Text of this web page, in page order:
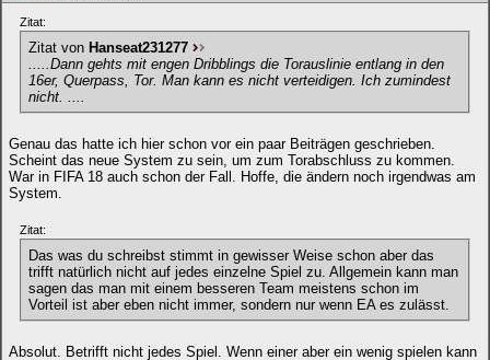
Zitat:
Zitat von Hanseat231277
.....Dann gehts mit engen Dribblings die Torauslinie entlang in den
16er, Querpass, Tor. Man kann es nicht verteidigen. Ich zumindest
nicht. ....
Genau das hatte ich hier schon vor ein paar Beiträgen geschrieben.
Scheint das neue System zu sein, um zum Torabschluss zu kommen.
War in FIFA 18 auch schon der Fall. Hoffe, die ändern noch irgendwas am
System.
Zitat:
Das was du schreibst stimmt in gewisser Weise schon aber das
trifft natürlich nicht auf jedes einzelne Spiel zu. Allgemein kann man
sagen das man mit einem besseren Team meistens schon im
Vorteil ist aber eben nicht immer, sondern nur wenn EA es zulässt.
Absolut. Betrifft nicht jedes Spiel. Wenn einer aber ein wenig spielen kann